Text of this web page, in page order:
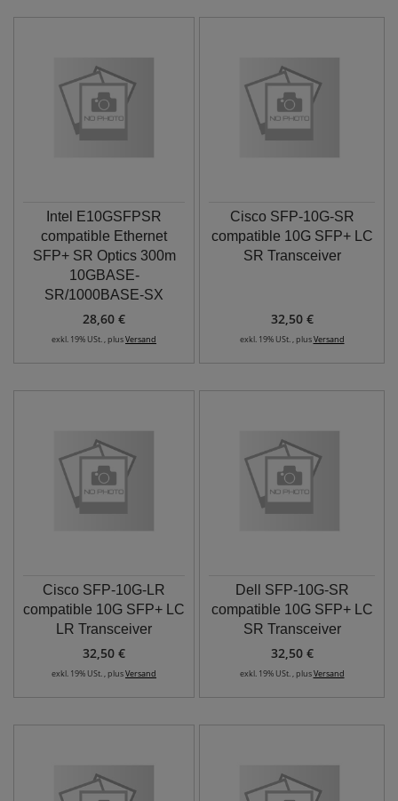
Intel E10GSFPSR
compatible Ethernet
SFP+ SR Optics 300m
10GBASE-
SR/1000BASE-SX
28,60 €
exkl. 19% USt. , plusVersand
Cisco SFP-10G-SR
compatible 10G SFP+ LC
SR Transceiver
32,50 €
exkl. 19% USt. , plusVersand
Cisco SFP-10G-LR
compatible 10G SFP+ LC
LR Transceiver
32,50 €
exkl. 19% USt. , plusVersand
Dell SFP-10G-SR
compatible 10G SFP+ LC
SR Transceiver
32,50 €
exkl. 19% USt. , plusVersand